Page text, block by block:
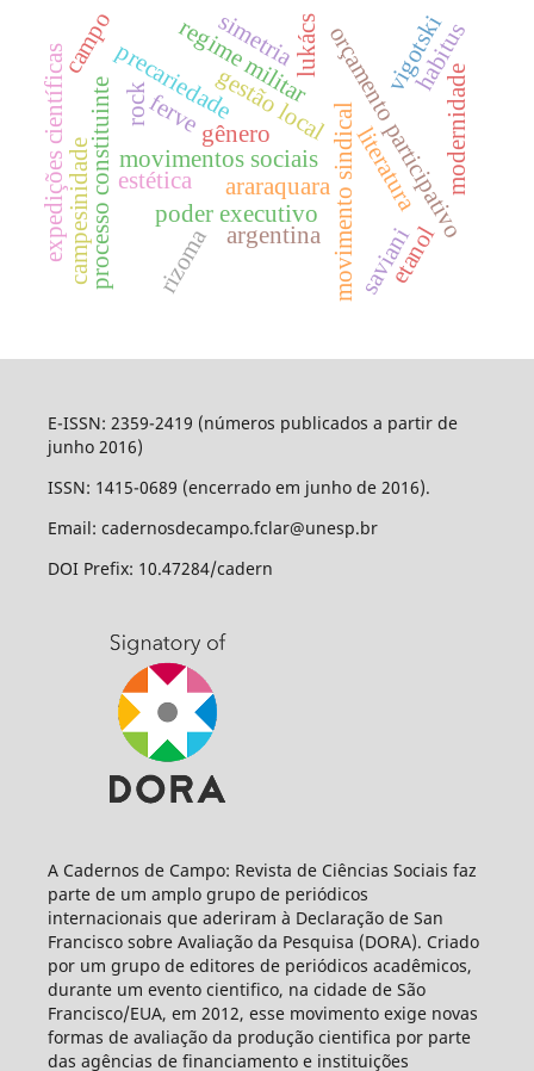
precariedade
movimentos sociais movimento sindical
ferve
processo constituinte poder executivo orçamento participativo
gestão local
araraquara
argentina
regime militar
literatura
estética
lukács vigotski
saviani
rock
etanol
rizoma
simetria
campesinidade
gênero modernidade
campo habitus
expedições científicas
E-ISSN: 2359-2419 (números publicados a partir de
junho 2016)
ISSN: 1415-0689 (encerrado em junho de 2016).
Email: cadernosdecampo.fclar@unesp.br
DOI Prefix: 10.47284/cadern
A Cadernos de Campo: Revista de Ciências Sociais faz
parte de um amplo grupo de periódicos
internacionais que aderiram à Declaração de San
Francisco sobre Avaliação da Pesquisa (DORA). Criado
por um grupo de editores de periódicos acadêmicos,
durante um evento cientifico, na cidade de São
Francisco/EUA, em 2012, esse movimento exige novas
formas de avaliação da produção cientifica por parte
das agências de financiamento e instituições